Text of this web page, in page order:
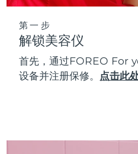
第一步
解锁美容仪
首先，通过FOREO For
设备并注册保修。 点击此